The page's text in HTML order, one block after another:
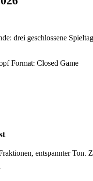
drei geschlossene
Format: Closed Game
entspannter